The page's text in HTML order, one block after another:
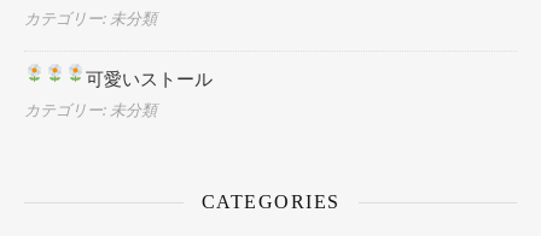
カテゴリー: 未分類
可愛いストール
カテゴリー: 未分類
CATEGORIES